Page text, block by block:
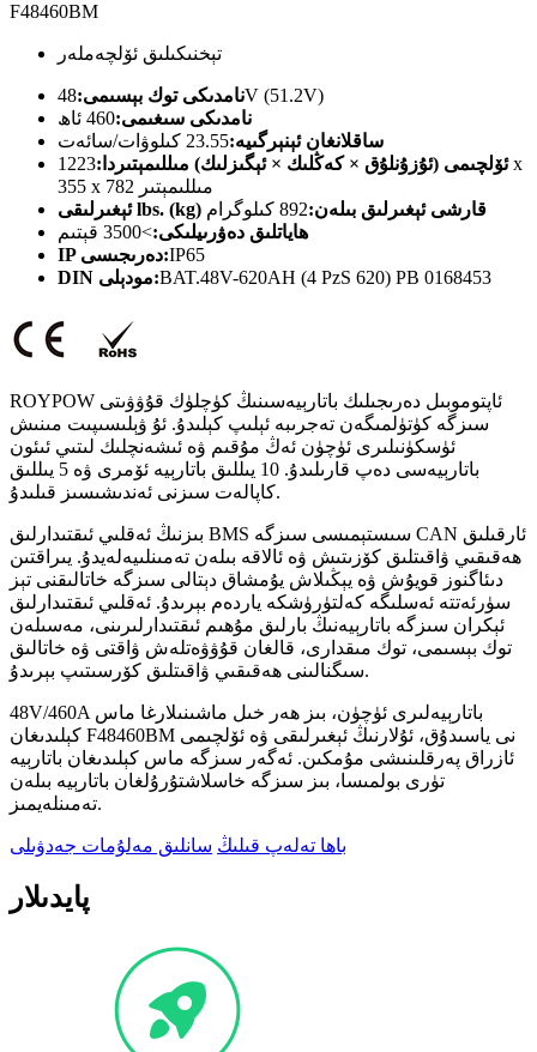
F48460BM
تېخنىكىلىق ئۆلچەملەر
نامدىكى توك بېسىمى:48V (51.2V)
نامدىكى سىغىمى:460 ئاھ
ساقلانغان ئېنېرگىيە:23.55 كىلوۋات/سائەت
ئۆلچىمى (ئۇزۇنلۇق × كەڭلىك × ئېگىزلىك) مىللىمېتىردا:1223 x
355 x 782 مىللىمېتىر
ئېغىرلىقى lbs. (kg) قارشى ئېغىرلىق بىلەن:892 كىلوگرام
ھاياتلىق دەۋرىيلىكى:>3500 قېتىم
IP دەرىجىسى:IP65
DIN مودېلى:BAT.48V-620AH (4 PzS 620) PB 0168453
ROYPOW ئاپتوموبىل دەرىجىلىك باتارېيەسىنىڭ كۈچلۈك قۇۋۋىتى
سىزگە كۈتۈلمىگەن تەجرىبە ئېلىپ كېلىدۇ. ئۇ ۋېلىسىپىت مىنىش
ئۈسكۈنىلىرى ئۈچۈن ئەڭ مۇقىم ۋە ئىشەنچلىك لىتىي ئىئون
باتارېيەسى دەپ قارىلىدۇ. 10 يىللىق باتارېيە ئۆمرى ۋە 5 يىللىق
كاپالەت سىزنى ئەندىشىسىز قىلىدۇ.
بىزنىڭ ئەقلىي ئىقتىدارلىق BMS سىستېمىسى سىزگە CAN ئارقىلىق
ھەقىقىي ۋاقىتلىق كۆزىتىش ۋە ئالاقە بىلەن تەمىنلىيەلەيدۇ. يىراقتىن
دىئاگنوز قويۇش ۋە يېڭىلاش يۇمشاق دېتالى سىزگە خاتالىقنى تېز
سۈرئەتتە ئەسلىگە كەلتۈرۈشكە ياردەم بېرىدۇ. ئەقلىي ئىقتىدارلىق
ئېكران سىزگە باتارېيەنىڭ بارلىق مۇھىم ئىقتىدارلىرىنى، مەسىلەن
توك بېسىمى، توك مىقدارى، قالغان قۇۋۋەتلەش ۋاقتى ۋە خاتالىق
سىگنالىنى ھەقىقىي ۋاقىتلىق كۆرسىتىپ بېرىدۇ.
48V/460A باتارېيەلىرى ئۈچۈن، بىز ھەر خىل ماشىنىلارغا ماس
كېلىدىغان F48460BM نى ياسىدۇق، ئۇلارنىڭ ئېغىرلىقى ۋە ئۆلچىمى
ئازراق پەرقلىنىشى مۇمكىن. ئەگەر سىزگە ماس كېلىدىغان باتارېيە
تۈرى بولمىسا، بىز سىزگە خاسلاشتۇرۇلغان باتارېيە بىلەن
تەمىنلەيمىز.
باھا تەلەپ قىلىڭ سانلىق مەلۇمات جەدۋىلى
پايدىلار